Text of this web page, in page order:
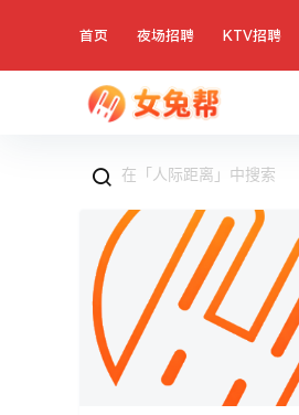
首页 夜场招聘 KTV招聘